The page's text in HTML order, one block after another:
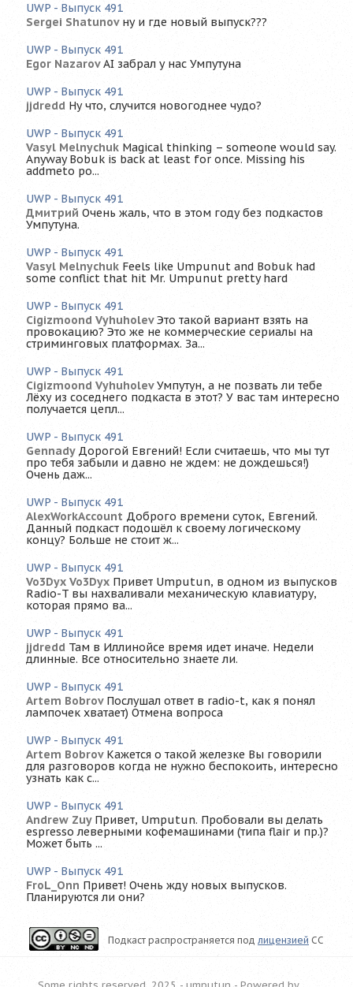
UWP - Выпуск 491
Sergei Shatunov ну и где новый выпуск???
UWP - Выпуск 491
Egor Nazarov AI забрал у нас Умпутуна
UWP - Выпуск 491
jjdredd Ну что, случится новогоднее чудо?
UWP - Выпуск 491
Vasyl Melnychuk Magical thinking – someone would say.
Anyway Bobuk is back at least for once. Missing his
addmeto po...
UWP - Выпуск 491
Дмитрий Очень жаль, что в этом году без подкастов
Умпутуна.
UWP - Выпуск 491
Vasyl Melnychuk Feels like Umpunut and Bobuk had
some conflict that hit Mr. Umpunut pretty hard
UWP - Выпуск 491
Cigizmoond Vyhuholev Это такой вариант взять на
провокацию? Это же не коммерческие сериалы на
стриминговых платформах. За...
UWP - Выпуск 491
Cigizmoond Vyhuholev Умпутун, а не позвать ли тебе
Лёху из соседнего подкаста в этот? У вас там интересно
получается цепл...
UWP - Выпуск 491
Gennady Дорогой Евгений! Если считаешь, что мы тут
про тебя забыли и давно не ждем: не дождешься!)
Очень даж...
UWP - Выпуск 491
AlexWorkAccount Доброго времени суток, Евгений.
Данный подкаст подошёл к своему логическому
концу? Больше не стоит ж...
UWP - Выпуск 491
Vo3Dyx Vo3Dyx Привет Umputun, в одном из выпусков
Radio-T вы нахваливали механическую клавиатуру,
которая прямо ва...
UWP - Выпуск 491
jjdredd Там в Иллинойсе время идет иначе. Недели
длинные. Все относительно знаете ли.
UWP - Выпуск 491
Artem Bobrov Послушал ответ в radio-t, как я понял
лампочек хватает) Отмена вопроса
UWP - Выпуск 491
Artem Bobrov Кажется о такой железке Вы говорили
для разговоров когда не нужно беспокоить, интересно
узнать как с...
UWP - Выпуск 491
Andrew Zuy Привет, Umputun. Пробовали вы делать
espresso леверными кофемашинами (типа flair и пр.)?
Может быть ...
UWP - Выпуск 491
FroL_Onn Привет! Очень жду новых выпусков.
Планируются ли они?
Подкаст распространяется под лицензией CC